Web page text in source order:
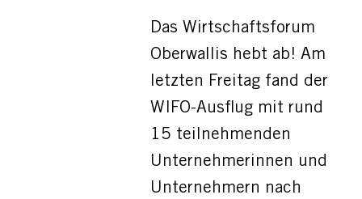
Das Wirtschaftsforum
Oberwallis hebt ab! Am
letzten Freitag fand der
WIFO-Ausflug mit rund
15 teilnehmenden
Unternehmerinnen und
Unternehmern nach